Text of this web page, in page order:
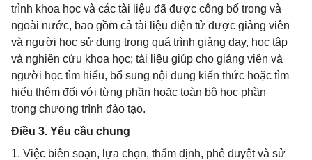
trình khoa học và các tài liệu đã được công bố trong và
ngoài nước, bao gồm cả tài liệu điện tử được giảng viên
và người học sử dụng trong quá trình giảng dạy, học tập
và nghiên cứu khoa học; tài liệu giúp cho giảng viên và
người học tìm hiểu, bổ sung nội dung kiến thức hoặc tìm
hiểu thêm đối với từng phần hoặc toàn bộ học phần
trong chương trình đào tạo.
Điều 3. Yêu cầu chung
1. Việc biên soạn, lựa chọn, thẩm định, phê duyệt và sử